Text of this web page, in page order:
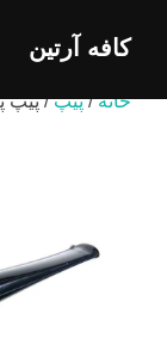
کافه آرتین
خانه/پیپ/ پیپ